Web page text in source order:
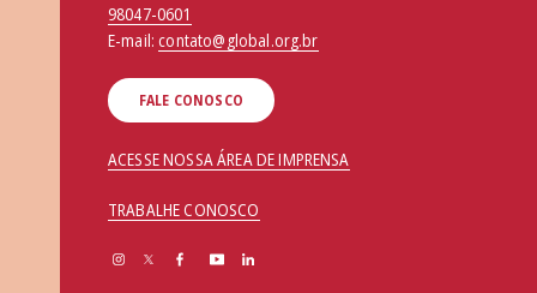
98047-0601
E-mail:contato@global.org.br
FALE CONOSCO
ACESSE NOSSA ÁREA DE IMPRENSA
TRABALHE CONOSCO